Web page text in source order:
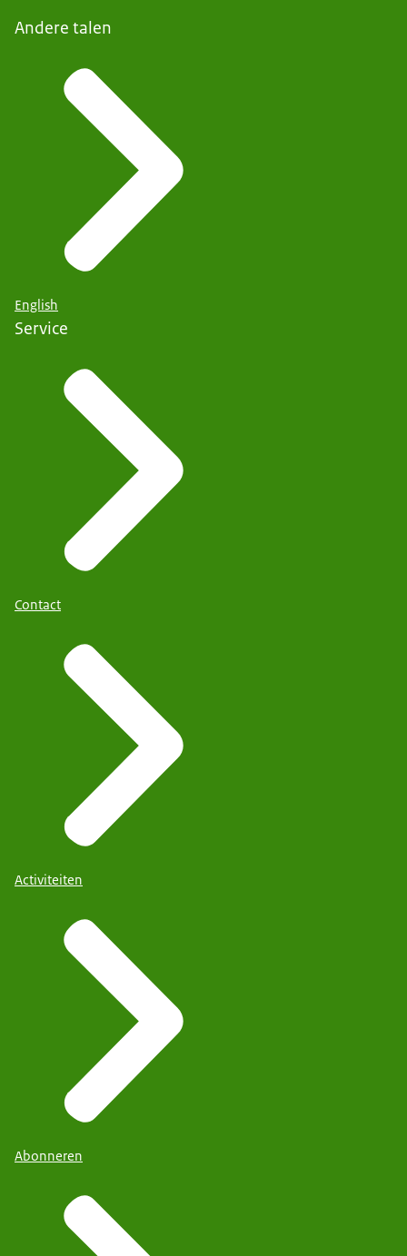
Andere talen
English
Service
Contact
Activiteiten
Abonneren